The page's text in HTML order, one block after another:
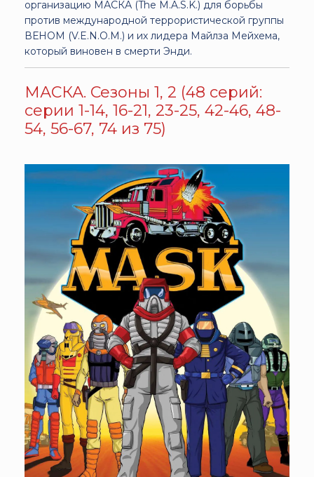
организацию МАСКА (The M.A.S.K.) для борьбы
против международной террористической группы
ВЕНОМ (V.E.N.O.M.) и их лидера Майлза Мейхема,
который виновен в смерти Энди.
МАСКА. Сезоны 1, 2 (48 серий:
серии 1-14, 16-21, 23-25, 42-46, 48-
54, 56-67, 74 из 75)